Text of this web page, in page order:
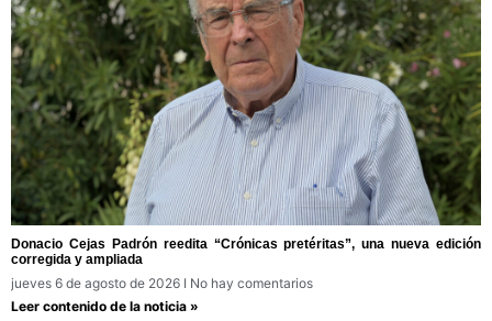
Donacio Cejas Padrón reedita “Crónicas pretéritas”, una nueva edición
corregida y ampliada
jueves 6 de agosto de 2026
No hay comentarios
Leer contenido de la noticia »